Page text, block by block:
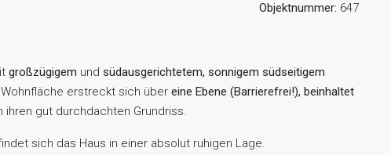
Objektnummer: 647
großzügigem und südausgerichtetem, sonnigem südseitigem
erstreckt sich über eine Ebene (Barrierefrei!), beinhaltet
gut durchdachten Grundriss.
sich das Haus in einer absolut ruhigen Lage.